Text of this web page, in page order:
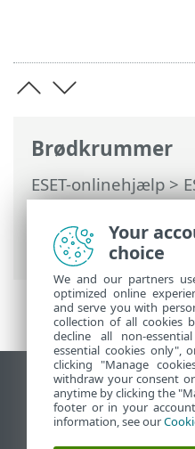
Brødkrummer
ESET-onlinehjælp>
Ultimate>Arbejde
Ultimate
>
Enheden skal
Vis
End of Life
ESET-vidensbase
Your
choice
We and our partners
optimized online
and serve you with
collection of all cookies
decline all non-
essential cookies only",
clicking "Manage
withdraw your consent
anytime by clicking the
footer or in your
information, see our